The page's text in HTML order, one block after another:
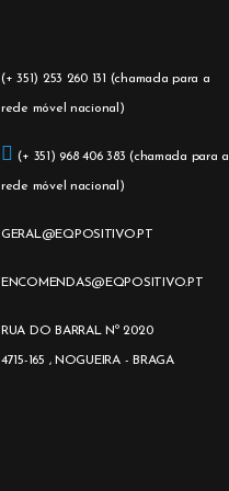
(+ 351) 253 260 131 (chamada para a
rede móvel nacional)
(+ 351) 968 406 383 (chamada para a
rede móvel nacional)
GERAL@EQPOSITIVO.PT
ENCOMENDAS@EQPOSITIVO.PT
RUA DO BARRAL Nº 2020
4715-165 , NOGUEIRA - BRAGA